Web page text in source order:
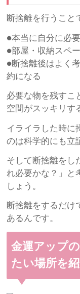
断捨離を行うこと
●本当に自分に必
●部屋・収納スペ
●断捨離後はよく
約になる
必要な物を残すこ
空間がスッキリす
イライラした時に
のは科学的にも立
そして断捨離をし
れ必要かな？」と
しょう。
断捨離をするだけ
あるんです。
金運アップのために重点的に断捨離し
たい場所を